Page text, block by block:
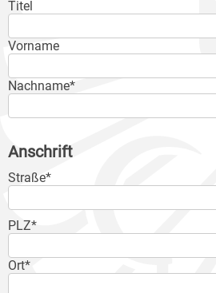
Titel
Vorname
Nachname*
Anschrift
Straße*
PLZ*
Ort*